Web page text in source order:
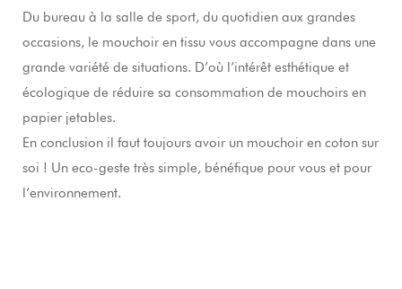
Du bureau à la salle de sport, du quotidien aux grandes
occasions, le mouchoir en tissu vous accompagne dans une
grande variété de situations. D’où l’intérêt esthétique et
écologique de réduire sa consommation de mouchoirs en
papier jetables.
En conclusion il faut toujours avoir un mouchoir en coton sur
soi ! Un eco-geste très simple, bénéfique pour vous et pour
l’environnement.